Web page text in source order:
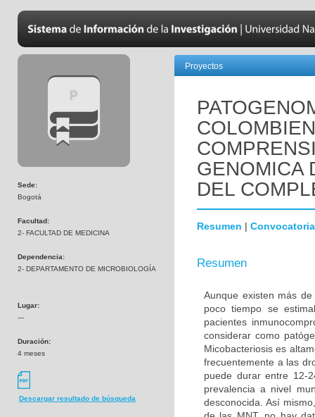
Sede:
Bogotá
Facultad:
2- FACULTAD DE MEDICINA
Dependencia:
2- DEPARTAMENTO DE MICROBIOLOGÍA
Lugar:
---
Duración:
4 meses
Descargar resultado de búsqueda
Proyectos
GENOMICA
DEL
Resumen | Convocatoria
Resumen
Aunque existen más
poco tiempo se
pacientes
considerar como
Micobacteriosis es
frecuentemente a las
puede durar entre 12-
prevalencia a nivel
desconocida. Así